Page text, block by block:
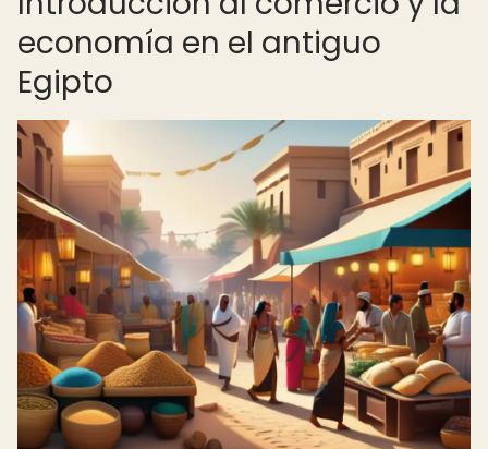
economía en el antiguo
Egipto